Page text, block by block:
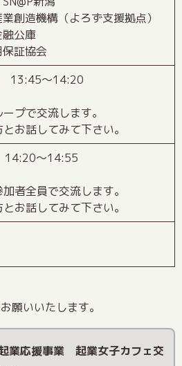
創造機構（よろず支援拠点）
公庫
証協会
13:45～14:20
プで交流します。
お話してみて下さい。
～14:55
者全員で交流します。
お話してみて下さい。
願いいたします。
業応援事業 起業女子カフェ交